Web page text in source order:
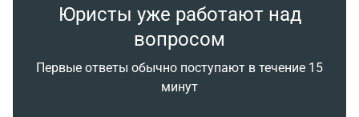
Юристы уже работают над
вопросом
Первые ответы обычно поступают в течение 15
минут